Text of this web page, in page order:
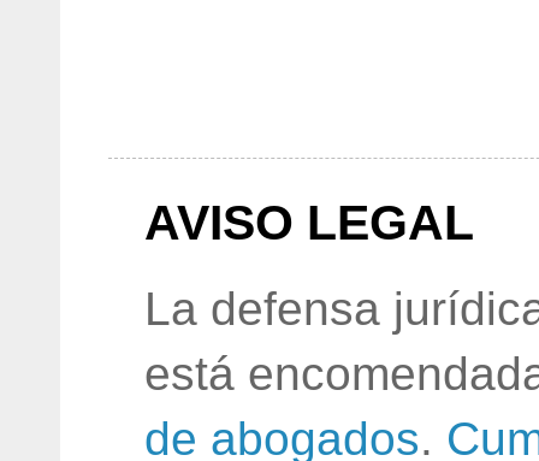
AVISO LEGAL
La defensa
está
de abogados.